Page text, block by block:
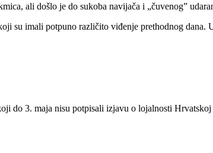
ali došlo je do sukoba navijača i „čuvenog”
su imali potpuno različito viđenje prethodnog
do 3. maja nisu potpisali izjavu o lojalnosti